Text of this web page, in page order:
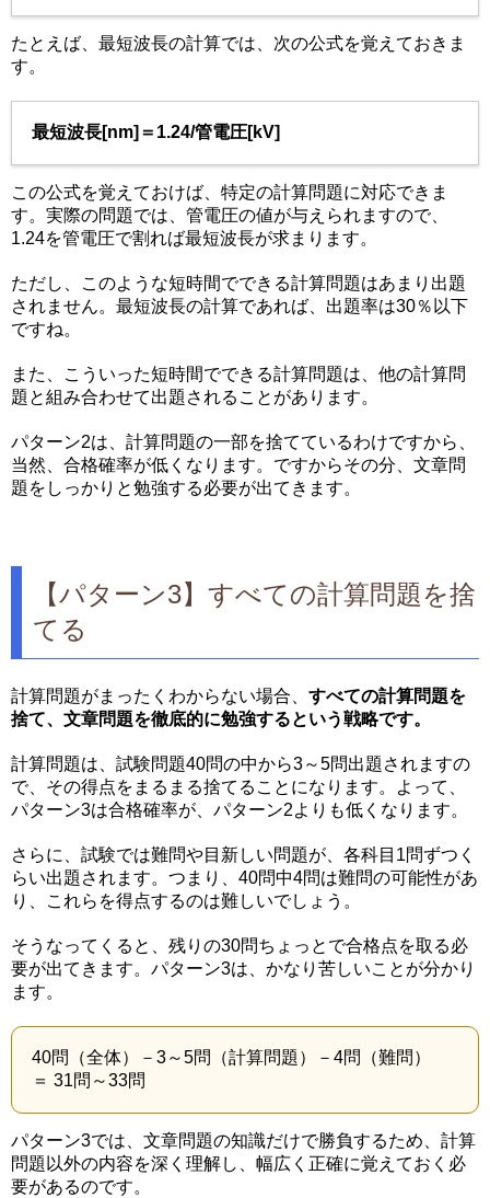
たとえば、最短波長の計算では、次の公式を覚えておきま
す。
最短波長[nm]＝1.24/管電圧[kV]
この公式を覚えておけば、特定の計算問題に対応できま
す。実際の問題では、管電圧の値が与えられますので、
1.24を管電圧で割れば最短波長が求まります。
ただし、このような短時間でできる計算問題はあまり出題
されません。最短波長の計算であれば、出題率は30％以下
ですね。
また、こういった短時間でできる計算問題は、他の計算問
題と組み合わせて出題されることがあります。
パターン2は、計算問題の一部を捨てているわけですから、
当然、合格確率が低くなります。ですからその分、文章問
題をしっかりと勉強する必要が出てきます。
【パターン3】すべての計算問題を捨
てる
計算問題がまったくわからない場合、 すべての計算問題を
捨て、文章問題を徹底的に勉強するという戦略です。
計算問題は、試験問題40問の中から3～5問出題されますの
で、その得点をまるまる捨てることになります。よって、
パターン3は合格確率が、パターン2よりも低くなります。
さらに、試験では難問や目新しい問題が、各科目1問ずつく
らい出題されます。つまり、40問中4問は難問の可能性があ
り、これらを得点するのは難しいでしょう。
そうなってくると、残りの30問ちょっとで合格点を取る必
要が出てきます。パターン3は、かなり苦しいことが分かり
ます。
40問（全体）－3～5問（計算問題）－4問（難問）
＝ 31問～33問
パターン3では、文章問題の知識だけで勝負するため、計算
問題以外の内容を深く理解し、幅広く正確に覚えておく必
要があるのです。